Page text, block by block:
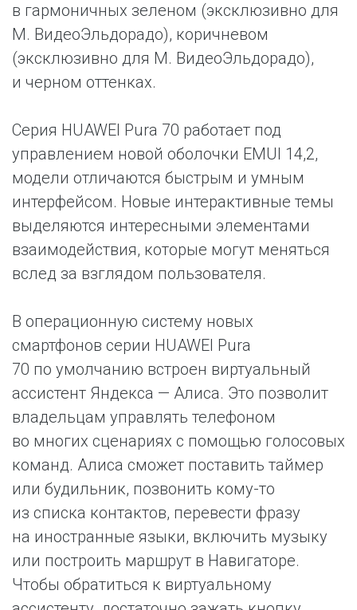
в гармоничных зеленом (эксклюзивно для
М. ВидеоЭльдорадо), коричневом
(эксклюзивно для М. ВидеоЭльдорадо),
и черном оттенках.
Серия HUAWEI Pura 70 работает под
управлением новой оболочки EMUI 14,2,
модели отличаются быстрым и умным
интерфейсом. Новые интерактивные темы
выделяются интересными элементами
взаимодействия, которые могут меняться
вслед за взглядом пользователя.
В операционную систему новых
смартфонов серии HUAWEI Pura
70 по умолчанию встроен виртуальный
ассистент Яндекса — Алиса. Это позволит
владельцам управлять телефоном
во многих сценариях с помощью голосовых
команд. Алиса сможет поставить таймер
или будильник, позвонить кому-то
из списка контактов, перевести фразу
на иностранные языки, включить музыку
или построить маршрут в Навигаторе.
Чтобы обратиться к виртуальному